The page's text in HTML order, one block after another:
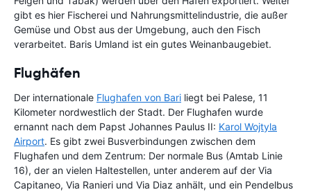
gibt es hier Fischerei und Nahrungsmittelindustrie, die außer
Gemüse und Obst aus der Umgebung, auch den Fisch
verarbeitet. Baris Umland ist ein gutes Weinanbaugebiet.
Flughäfen
Der internationale Flughafen von Bari liegt bei Palese, 11
Kilometer nordwestlich der Stadt. Der Flughafen wurde
ernannt nach dem Papst Johannes Paulus II: Karol Wojtyla
Airport. Es gibt zwei Busverbindungen zwischen dem
Flughafen und dem Zentrum: Der normale Bus (Amtab Linie
16), der an vielen Haltestellen, unter anderem auf der Via
Capitaneo, Via Ranieri und Via Diaz anhält, und ein Pendelbus